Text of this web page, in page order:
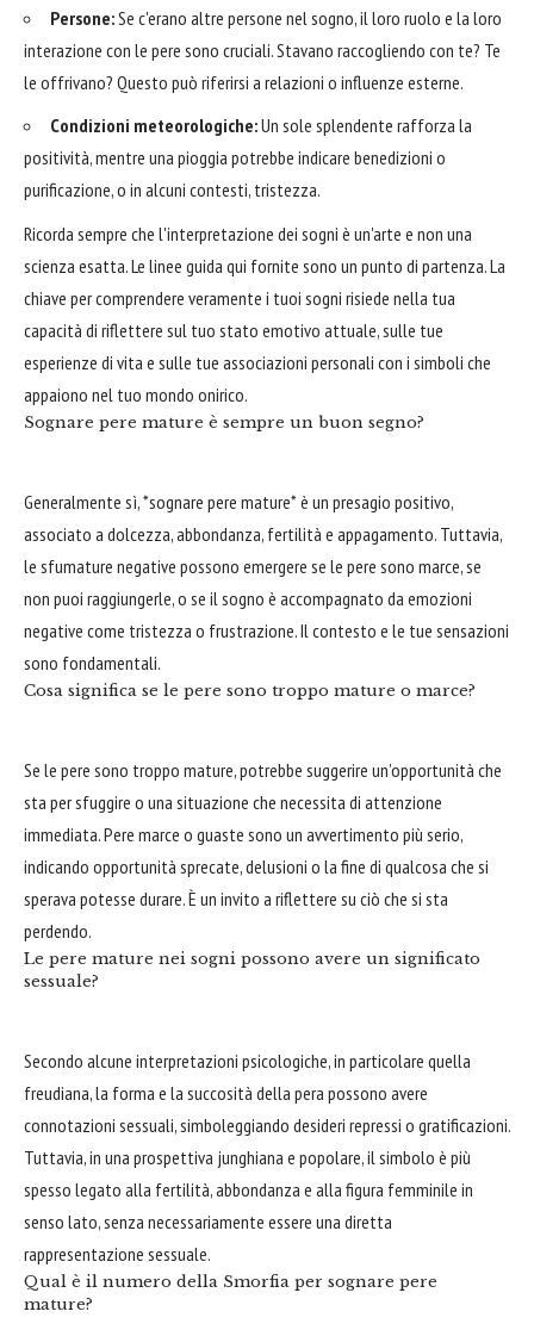
Persone:Se c'erano altre persone nel sogno, il loro ruolo e la loro
interazione con le pere sono cruciali. Stavano raccogliendo con te? Te
le offrivano? Questo può riferirsi a relazioni o influenze esterne.
Condizioni meteorologiche:Un sole splendente rafforza la
positività, mentre una pioggia potrebbe indicare benedizioni o
purificazione, o in alcuni contesti, tristezza.
Ricorda sempre che l'interpretazione dei sogni è un'arte e non una
scienza esatta. Le linee guida qui fornite sono un punto di partenza. La
chiave per comprendere veramente i tuoi sogni risiede nella tua
capacità di riflettere sul tuo stato emotivo attuale, sulle tue
esperienze di vita e sulle tue associazioni personali con i simboli che
appaiono nel tuo mondo onirico.
Sognare pere mature è sempre un buon segno?
Generalmente sì, *sognare pere mature* è un presagio positivo,
associato a dolcezza, abbondanza, fertilità e appagamento. Tuttavia,
le sfumature negative possono emergere se le pere sono marce, se
non puoi raggiungerle, o se il sogno è accompagnato da emozioni
negative come tristezza o frustrazione. Il contesto e le tue sensazioni
sono fondamentali.
Cosa significa se le pere sono troppo mature o marce?
Se le pere sono troppo mature, potrebbe suggerire un’opportunità che
sta per sfuggire o una situazione che necessita di attenzione
immediata. Pere marce o guaste sono un avvertimento più serio,
indicando opportunità sprecate, delusioni o la fine di qualcosa che si
sperava potesse durare. È un invito a riflettere su ciò che si sta
perdendo.
Le pere mature nei sogni possono avere un significato
sessuale?
Secondo alcune interpretazioni psicologiche, in particolare quella
freudiana, la forma e la succosità della pera possono avere
connotazioni sessuali, simboleggiando desideri repressi o gratificazioni.
Tuttavia, in una prospettiva junghiana e popolare, il simbolo è più
spesso legato alla fertilità, abbondanza e alla figura femminile in
senso lato, senza necessariamente essere una diretta
rappresentazione sessuale.
Qual è il numero della Smorfia per sognare pere
mature?